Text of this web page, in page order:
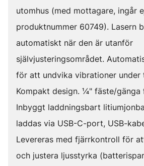
utomhus (med mottagare, ingår
produktnummer 60749). Lasern
automatiskt när den är utanför
självjusteringsområdet.
för att undvika vibrationer under
Kompakt design. ¼" fäste/gänga
Inbyggt laddningsbart
laddas via USB-C-port, USB-
Levereras med fjärrkontroll för
och justera ljusstyrka